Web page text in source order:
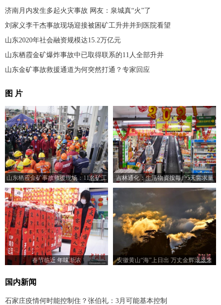
济南月内发生多起火灾事故 网友：泉城真“火”了
刘家义李干杰事故现场迎接被困矿工升井并到医院看望
山东2020年社会融资规模达15.2万亿元
山东栖霞金矿爆炸事故中已取得联系的11人全部升井
山东金矿事故救援通道为何突然打通？专家回应
图 片
山东栖霞金矿事故救援现场：11名矿工
成功升井
吉林通化：生活物资按每户5天需求量
半价配送“蔬菜包”
春节临近 年味渐浓 安徽黄山“海”上日出 万丈金辉滚滚来
国内新闻
石家庄疫情何时能控制住？张伯礼：3月可能基本控制